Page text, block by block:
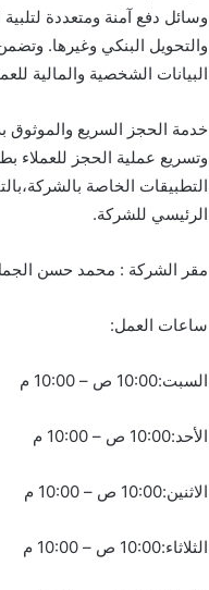
وسائل دفع آمنة ومتعددة
والتحويل البنكي وغيرها.
البيانات الشخصية والمالية
خدمة الحجز السريع والموثوق
وتسريع عملية الحجز للعملاء
التطبيقات الخاصة
الرئيسي للشركة.
مقر الشركة : محمد حسن
ساعات العمل:
السبت:10:00 ص – 10:00 م
الأحد:10:00 ص – 10:00 م
الاثنين:10:00 ص – 10:00 م
الثلاثاء:10:00 ص – 10:00 م